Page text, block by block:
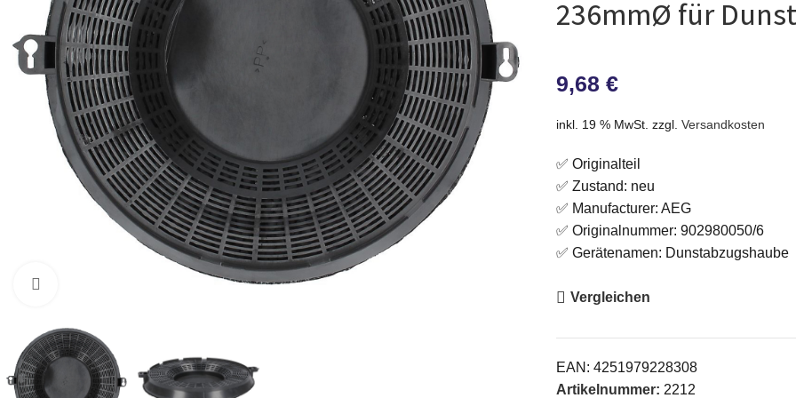
236mmØ für
9,68 €
inkl. 19 % MwSt. zzgl. Versandkosten
✅ Originalteil
✅ Zustand: neu
✅ Manufacturer: AEG
✅ Originalnummer: 902980050/6
✅ Gerätenamen: Dunstabzugshaube
Vergleichen
EAN: 4251979228308
Artikelnummer: 2212